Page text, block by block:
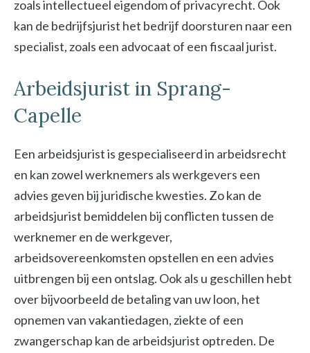
zoals intellectueel eigendom of privacyrecht. Ook
kan de bedrijfsjurist het bedrijf doorsturen naar een
specialist, zoals een advocaat of een fiscaal jurist.
Arbeidsjurist in Sprang-
Capelle
Een arbeidsjurist is gespecialiseerd in arbeidsrecht
en kan zowel werknemers als werkgevers een
advies geven bij juridische kwesties. Zo kan de
arbeidsjurist bemiddelen bij conflicten tussen de
werknemer en de werkgever,
arbeidsovereenkomsten opstellen en een advies
uitbrengen bij een ontslag. Ook als u geschillen hebt
over bijvoorbeeld de betaling van uw loon, het
opnemen van vakantiedagen, ziekte of een
zwangerschap kan de arbeidsjurist optreden. De